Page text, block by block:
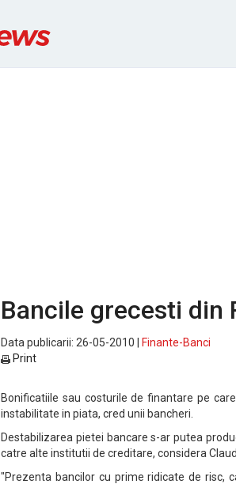
Bancile grecesti din
Data publicarii: 26-05-2010 |
Finante-Banci
Print
Bonificatiile sau costurile de finantare pe
instabilitate in piata, cred unii bancheri.
Destabilizarea pietei bancare s-ar putea
catre alte institutii de creditare, considera
"Prezenta bancilor cu prime ridicate de risc,